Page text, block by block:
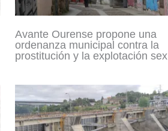
Avante Ourense propone una
ordenanza municipal contra la
prostitución y la explotación